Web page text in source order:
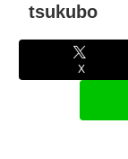
tsukubo
X